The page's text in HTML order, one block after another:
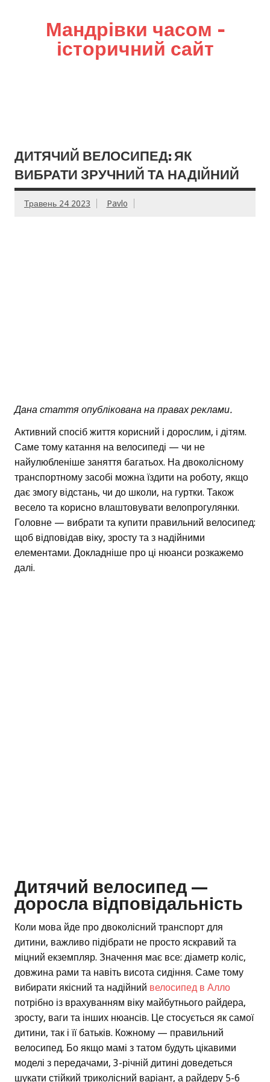
Мандрівки часом –
історичний сайт
ДИТЯЧИЙ ВЕЛОСИПЕД: ЯК
ВИБРАТИ ЗРУЧНИЙ ТА НАДІЙНИЙ
Травень 24 2023 Pavlo
Дана стаття опублікована на правах реклами.
Активний спосіб життя корисний і дорослим, і дітям.
Саме тому катання на велосипеді — чи не
найулюбленіше заняття багатьох. На двоколісному
транспортному засобі можна їздити на роботу, якщо
дає змогу відстань, чи до школи, на гуртки. Також
весело та корисно влаштовувати велопрогулянки.
Головне — вибрати та купити правильний велосипед:
щоб відповідав віку, зросту та з надійними
елементами. Докладніше про ці нюанси розкажемо
далі.
Дитячий велосипед —
доросла відповідальність
Коли мова йде про двоколісний транспорт для
дитини, важливо підібрати не просто яскравий та
міцний екземпляр. Значення має все: діаметр коліс,
довжина рами та навіть висота сидіння. Саме тому
вибирати якісний та надійний велосипед в Алло
потрібно із врахуванням віку майбутнього райдера,
зросту, ваги та інших нюансів. Це стосується як самої
дитини, так і її батьків. Кожному — правильний
велосипед. Бо якщо мамі з татом будуть цікавими
моделі з передачами, 3-річній дитині доведеться
шукати стійкий триколісний варіант, а райдеру 5-6